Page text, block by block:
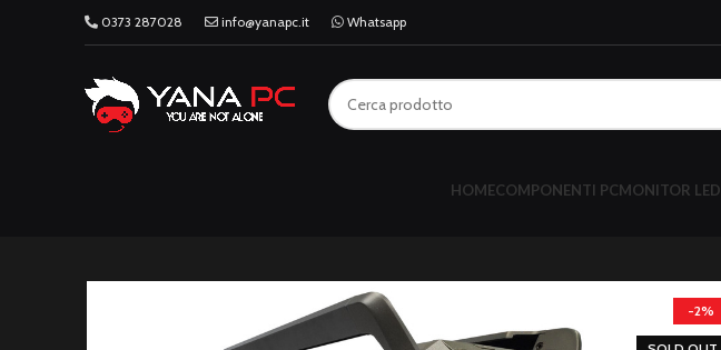
0373 287028 info@yanapc.it Whatsapp
HOMECOMPONENTI PCMONITOR LED
-2%